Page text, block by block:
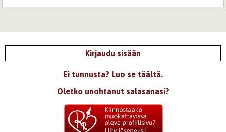
Kirjaudu sisään
Ei tunnusta? Luo se täältä.
Oletko unohtanut salasanasi?